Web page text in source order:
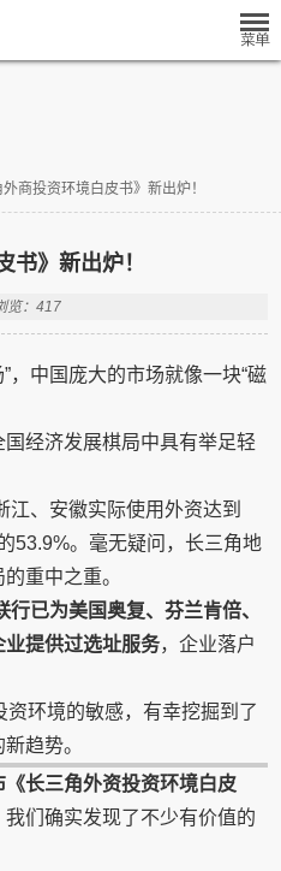
外商投资环境白皮书》新出炉！
书》新出炉！
览：417
”，中国庞大的市场就像一块“磁
经济发展棋局中具有举足轻
江、安徽实际使用外资达到
53.9%。毫无疑问，长三角地
重中之重。
行已为美国奥复、芬兰肯倍、
提供过选址服务，企业落户
环境的敏感，有幸挖掘到了
趋势。
长三角外资投资环境白皮
们确实发现了不少有价值的